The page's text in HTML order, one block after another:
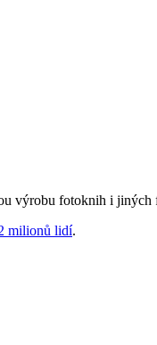
výrobu fotoknih i jiných
milionů lidí.